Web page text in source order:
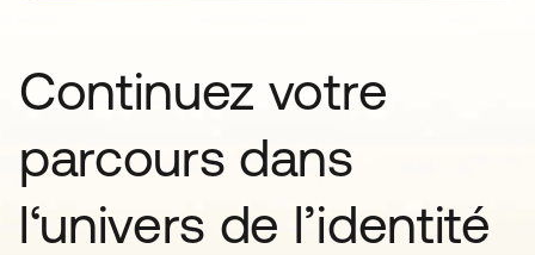
Continuez votre
parcours dans
l‘univers de l’identité